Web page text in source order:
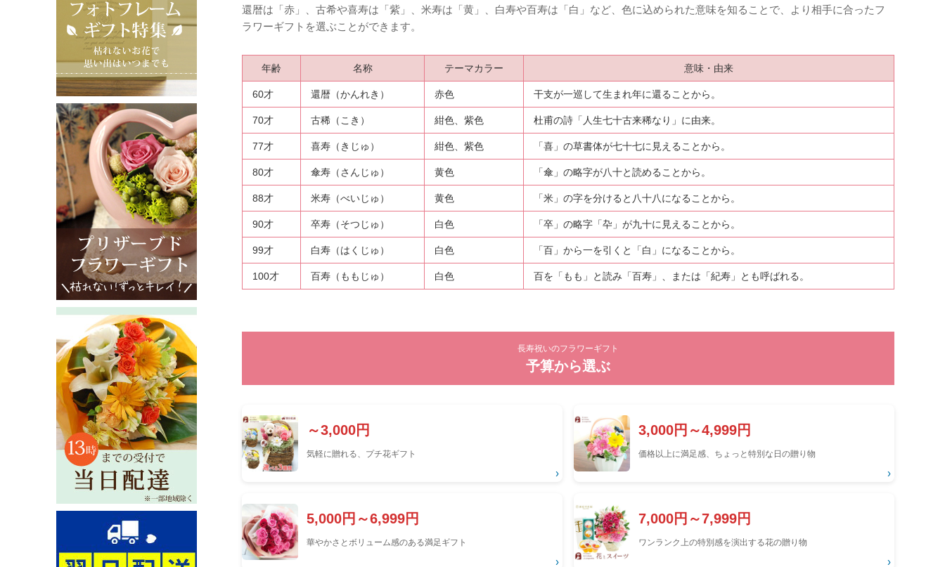
還暦は「赤」、古希や喜寿は「紫」、米寿は「黄」、白寿や百寿は「白」など、色に込められた意味を知ることで、より相手に合ったフ
ラワーギフトを選ぶことができます。
年齢 名称 テーマカラー 意味・由来
60才 還暦（かんれき） 赤色 干支が一巡して生まれ年に還ることから。
70才 古稀（こき） 紺色、紫色 杜甫の詩「人生七十古来稀なり」に由来。
77才 喜寿（きじゅ） 紺色、紫色 「喜」の草書体が七十七に見えることから。
80才 傘寿（さんじゅ） 黄色 「傘」の略字が八十と読めることから。
88才 米寿（べいじゅ） 黄色 「米」の字を分けると八十八になることから。
90才 卒寿（そつじゅ） 白色 「卒」の略字「卆」が九十に見えることから。
99才 白寿（はくじゅ） 白色 「百」から一を引くと「白」になることから。
100才 百寿（ももじゅ） 白色 百を「もも」と読み「百寿」、または「紀寿」とも呼ばれる。
長寿祝いのフラワーギフト
予算から選ぶ
～3,000円
気軽に贈れる、プチ花ギフト
›
3,000円～4,999円
価格以上に満足感、ちょっと特別な日の贈り物
›
5,000円～6,999円
華やかさとボリューム感のある満足ギフト
›
7,000円～7,999円
ワンランク上の特別感を演出する花の贈り物
›